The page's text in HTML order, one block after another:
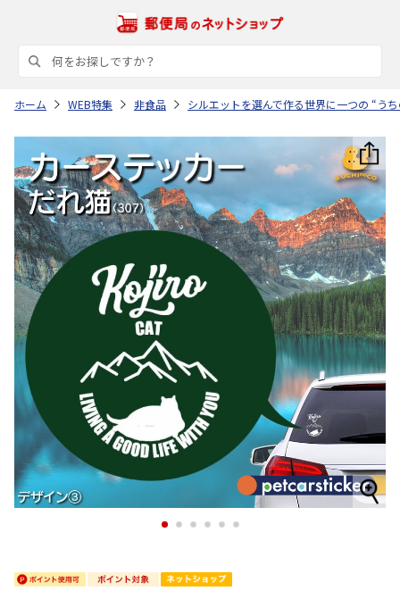
ホーム WEB特集 非食品 シルエットを選んで作る世界に一つの “う
1 2 3 4 5 6